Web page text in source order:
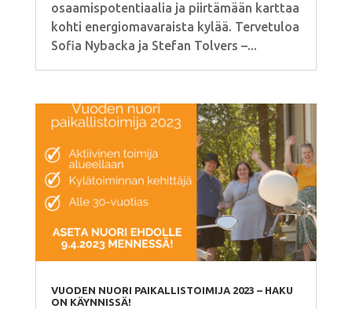
osaamispotentiaalia ja piirtämään karttaa
kohti energiomavaraista kylää. Tervetuloa
Sofia Nybacka ja Stefan Tolvers –...
VUODEN NUORI PAIKALLISTOIMIJA 2023 – HAKU
ON KÄYNNISSÄ!